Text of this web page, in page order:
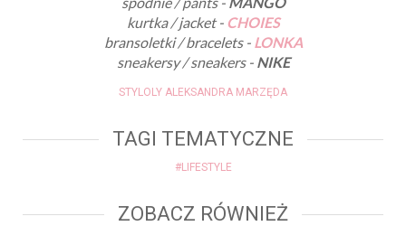
kurtka / jacket - CHOIES
bransoletki / bracelets - LONKA
sneakersy / sneakers - NIKE
STYLOLY ALEKSANDRA MARZĘDA
TAGI TEMATYCZNE
#LIFESTYLE
ZOBACZ RÓWNIEŻ